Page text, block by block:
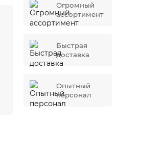
Огромный
ассортимент
Быстрая
доставка
Опытный
персонал